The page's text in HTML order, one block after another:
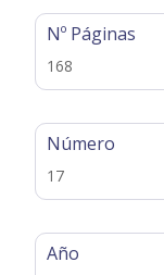
Nº Páginas
168
Número
17
Año